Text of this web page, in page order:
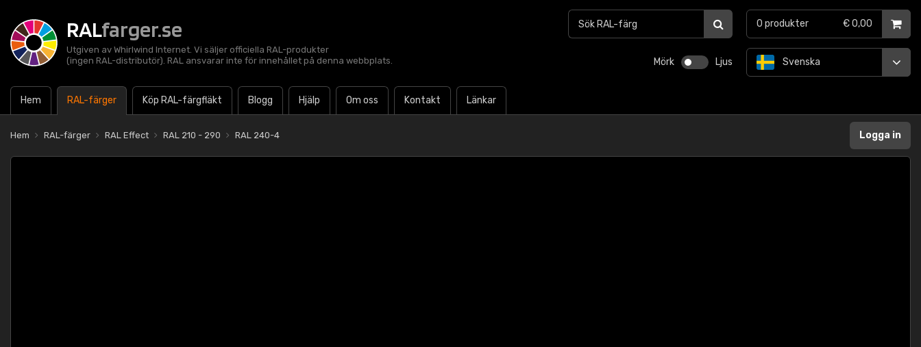
RALfarger.se
Utgiven av Whirlwind Internet. Vi säljer officiella RAL-produkter
(ingen RAL-distributör). RAL ansvarar inte för innehållet på denna webbplats.
Mörk Ljus
Hem RAL-färger Köp RAL-färgfläkt Blogg Hjälp Om oss Kontakt Länkar
Svenska
0 produkter € 0,00
Hem RAL-färger RAL Effect RAL 210 - 290 RAL 240-4 Logga in